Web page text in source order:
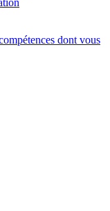
dont vous